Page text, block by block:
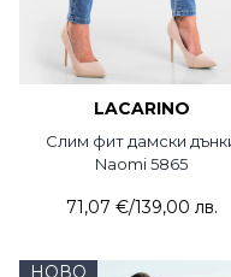
LACARINO
Слим фит дамски
Naomi 5865
71,07 €/139,00 лв.
НОВО